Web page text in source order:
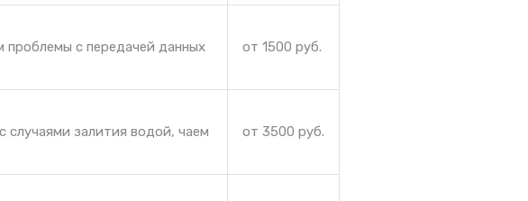
с передачей данных
от 1500 руб.
случаями залития водой, чаем
от 3500 руб.